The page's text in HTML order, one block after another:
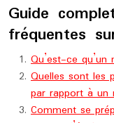
Guide
fréquentes
Qu’est-ce
Quelles sont les
par rapport à un
Comment se